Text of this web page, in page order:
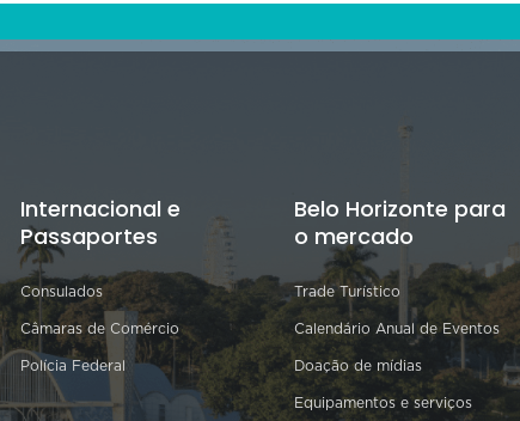
Internacional e
Passaportes
Consulados
Câmaras de Comércio
Polícia Federal
Belo Horizonte para
o mercado
Trade Turístico
Calendário Anual de Eventos
Doação de mídias
Equipamentos e serviços